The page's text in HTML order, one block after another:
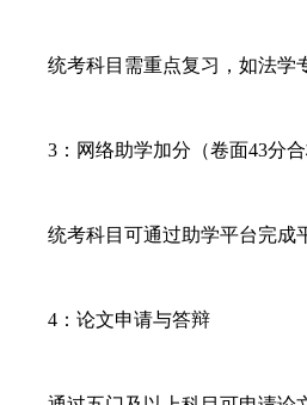
统考科目需重点复习，如法学专
3：网络助学加分（卷面43分合
统考科目可通过助学平台完成平
4：论文申请与答辩